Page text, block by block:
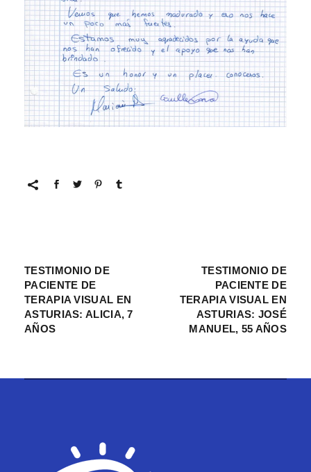
TESTIMONIO DE
PACIENTE DE
TERAPIA VISUAL EN
ASTURIAS: ALICIA, 7
AÑOS
TESTIMONIO DE
PACIENTE DE
TERAPIA VISUAL EN
ASTURIAS: JOSÉ
MANUEL, 55 AÑOS